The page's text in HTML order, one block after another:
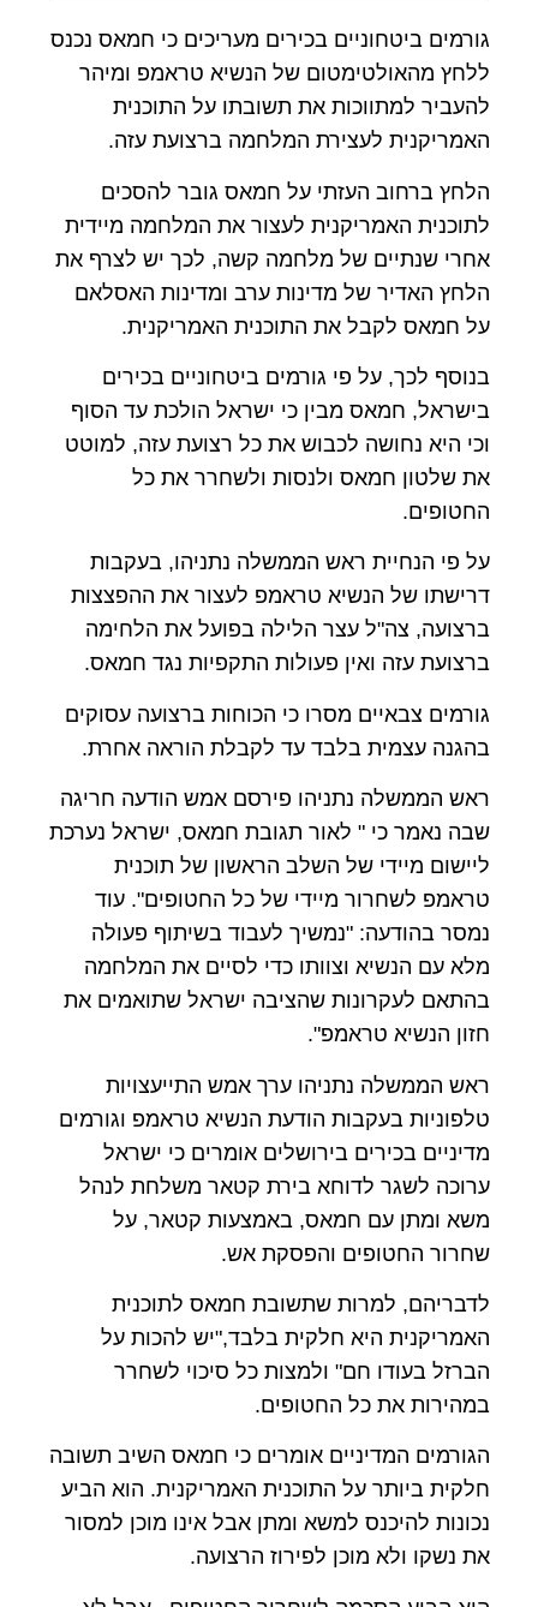
גורמים ביטחוניים בכירים מעריכים כי חמאס נכנס
ללחץ מהאולטימטום של הנשיא טראמפ ומיהר
להעביר למתווכות את תשובתו על התוכנית
האמריקנית לעצירת המלחמה ברצועת עזה.
הלחץ ברחוב העזתי על חמאס גובר להסכים
לתוכנית האמריקנית לעצור את המלחמה מיידית
אחרי שנתיים של מלחמה קשה, לכך יש לצרף את
הלחץ האדיר של מדינות ערב ומדינות האסלאם
על חמאס לקבל את התוכנית האמריקנית.
בנוסף לכך, על פי גורמים ביטחוניים בכירים
בישראל, חמאס מבין כי ישראל הולכת עד הסוף
וכי היא נחושה לכבוש את כל רצועת עזה, למוטט
את שלטון חמאס ולנסות ולשחרר את כל
החטופים.
על פי הנחיית ראש הממשלה נתניהו, בעקבות
דרישתו של הנשיא טראמפ לעצור את ההפצצות
ברצועה, צה"ל עצר הלילה בפועל את הלחימה
ברצועת עזה ואין פעולות התקפיות נגד חמאס.
גורמים צבאיים מסרו כי הכוחות ברצועה עסוקים
בהגנה עצמית בלבד עד לקבלת הוראה אחרת.
ראש הממשלה נתניהו פירסם אמש הודעה חריגה
שבה נאמר כי " לאור תגובת חמאס, ישראל נערכת
ליישום מיידי של השלב הראשון של תוכנית
טראמפ לשחרור מיידי של כל החטופים". עוד
נמסר בהודעה: "נמשיך לעבוד בשיתוף פעולה
מלא עם הנשיא וצוותו כדי לסיים את המלחמה
בהתאם לעקרונות שהציבה ישראל שתואמים את
חזון הנשיא טראמפ".
ראש הממשלה נתניהו ערך אמש התייעצויות
טלפוניות בעקבות הודעת הנשיא טראמפ וגורמים
מדיניים בכירים בירושלים אומרים כי ישראל
ערוכה לשגר לדוחא בירת קטאר משלחת לנהל
משא ומתן עם חמאס, באמצעות קטאר, על
שחרור החטופים והפסקת אש.
לדבריהם, למרות שתשובת חמאס לתוכנית
האמריקנית היא חלקית בלבד,"יש להכות על
הברזל בעודו חם" ולמצות כל סיכוי לשחרר
במהירות את כל החטופים.
הגורמים המדיניים אומרים כי חמאס השיב תשובה
חלקית ביותר על התוכנית האמריקנית. הוא הביע
נכונות להיכנס למשא ומתן אבל אינו מוכן למסור
את נשקו ולא מוכן לפירוז הרצועה.